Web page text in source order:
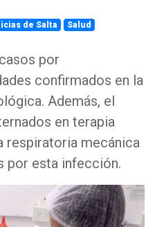
de Salta
Salud
por
confirmados en la
Además, el
en terapia
respiratoria mecánica
por esta infección.